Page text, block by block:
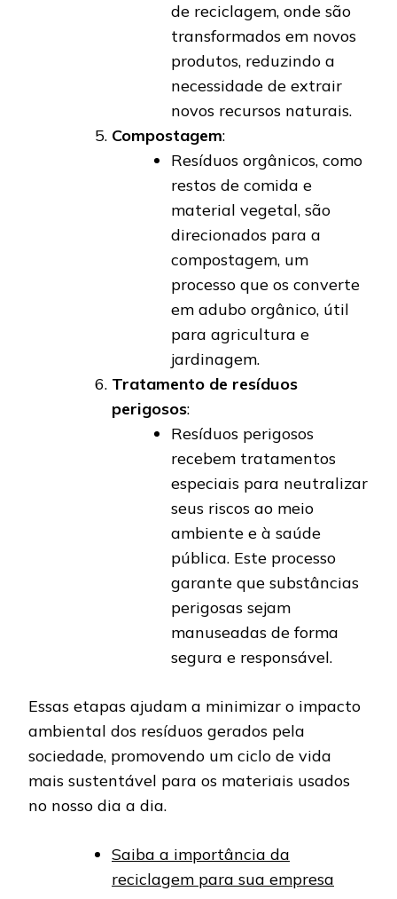
de reciclagem, onde são
transformados em novos
produtos, reduzindo a
necessidade de extrair
novos recursos naturais.
Compostagem:
Resíduos orgânicos, como
restos de comida e
material vegetal, são
direcionados para a
compostagem, um
processo que os converte
em adubo orgânico, útil
para agricultura e
jardinagem.
Tratamento de resíduos
perigosos:
Resíduos perigosos
recebem tratamentos
especiais para neutralizar
seus riscos ao meio
ambiente e à saúde
pública. Este processo
garante que substâncias
perigosas sejam
manuseadas de forma
segura e responsável.
Essas etapas ajudam a minimizar o impacto
ambiental dos resíduos gerados pela
sociedade, promovendo um ciclo de vida
mais sustentável para os materiais usados
no nosso dia a dia.
Saiba a importância da
reciclagem para sua empresa